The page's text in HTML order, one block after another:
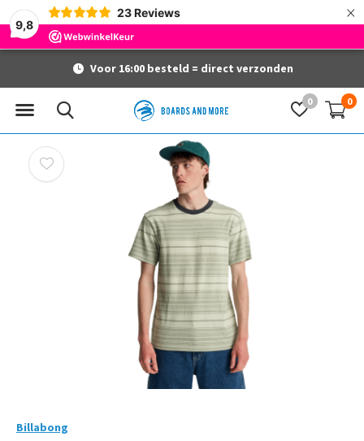
9,8
23 Reviews ×
0 0
Voor 16:00 besteld = direct verzonden
Billabong